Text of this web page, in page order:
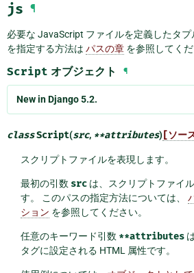
js ¶
必要な JavaScript ファイルを定義したタ
を指定する方法は パスの章 を参照してくだ
Script オブジェクト ¶
New in Django 5.2.
classScript(src, **attributes) [ソー
スクリプトファイルを表現します。
最初の引数 srcは、スクリプトファイ
す。 このパスの指定方法については、
ション を参照してください。
任意のキーワード引数 **attributes
タグに設定される HTML 属性です。